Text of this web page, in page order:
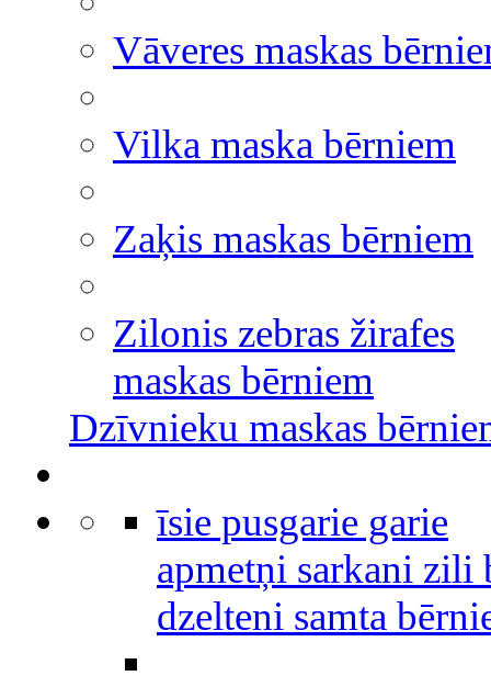
Vāveres maskas
Vilka maska bērniem
Zaķis maskas bērniem
Zilonis zebras žirafes
maskas bērniem
Dzīvnieku maskas
īsie pusgarie garie
apmetņi sarkani zili
dzelteni samta